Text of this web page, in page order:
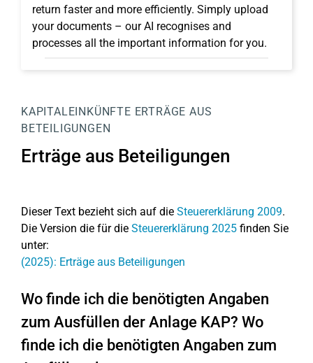
return faster and more efficiently. Simply upload
your documents – our AI recognises and
processes all the important information for you.
KAPITALEINKÜNFTE ERTRÄGE AUS
BETEILIGUNGEN
Erträge aus Beteiligungen
Dieser Text bezieht sich auf die Steuererklärung 2009.
Die Version die für die Steuererklärung 2025 finden Sie
unter:
(2025): Erträge aus Beteiligungen
Wo finde ich die benötigten Angaben
zum Ausfüllen der Anlage KAP? Wo
finde ich die benötigten Angaben zum